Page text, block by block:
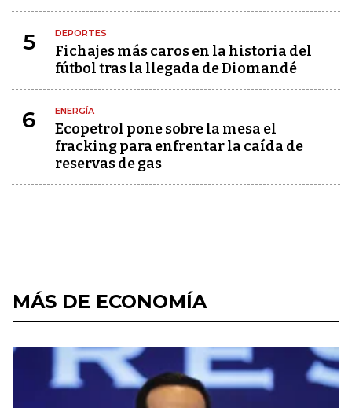
5 DEPORTES
Fichajes más caros en la historia del
fútbol tras la llegada de Diomandé
6 ENERGÍA
Ecopetrol pone sobre la mesa el
fracking para enfrentar la caída de
reservas de gas
MÁS DE ECONOMÍA